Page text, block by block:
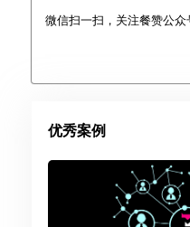
微信扫一扫，关注餐赞公众
优秀案例